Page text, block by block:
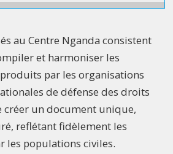
au Centre Nganda consistent
et harmoniser les
par les organisations
de défense des droits
créer un document unique,
reflétant fidèlement les
les populations civiles.